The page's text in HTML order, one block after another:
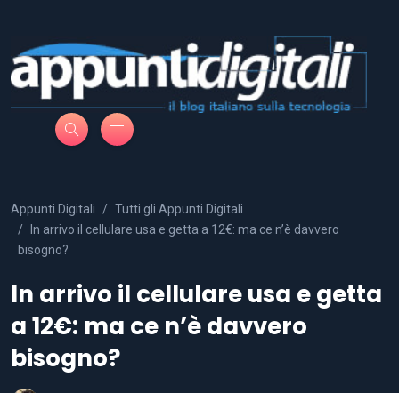
Appunti Digitali
Tutti gli Appunti Digitali
In arrivo il cellulare usa e getta a 12€: ma ce n’è davvero
bisogno?
In arrivo il cellulare usa e getta
a 12€: ma ce n’è davvero
bisogno?